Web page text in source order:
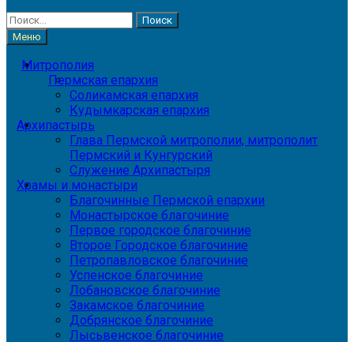
Найти:
Меню
Митрополия
Пермская епархия
Соликамская епархия
Кудымкарская епархия
Архипастырь
Глава Пермской митрополии, митрополит
Пермский и Кунгурский
Служение Архипастыря
Храмы и монастыри
Благочинные Пермской епархии
Монастырское благочиние
Первое городское благочиние
Второе Городское благочиние
Петропавловское благочиние
Успенское благочиние
Лобановское благочиние
Закамское благочиние
Добрянское благочиние
Лысьвенское благочиние